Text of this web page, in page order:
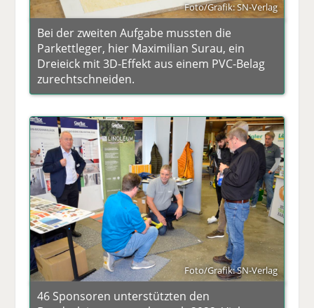
Foto/Grafik: SN-Verlag
Bei der zweiten Aufgabe mussten die
Parkettleger, hier Maximilian Surau, ein
Dreieick mit 3D-Effekt aus einem PVC-Belag
zurechtschneiden.
Foto/Grafik: SN-Verlag
46 Sponsoren unterstützten den